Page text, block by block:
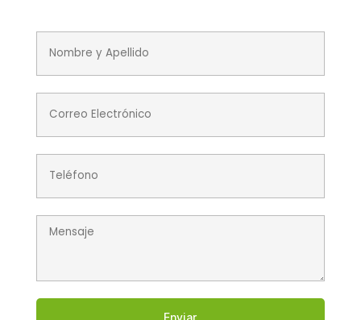
Enviar